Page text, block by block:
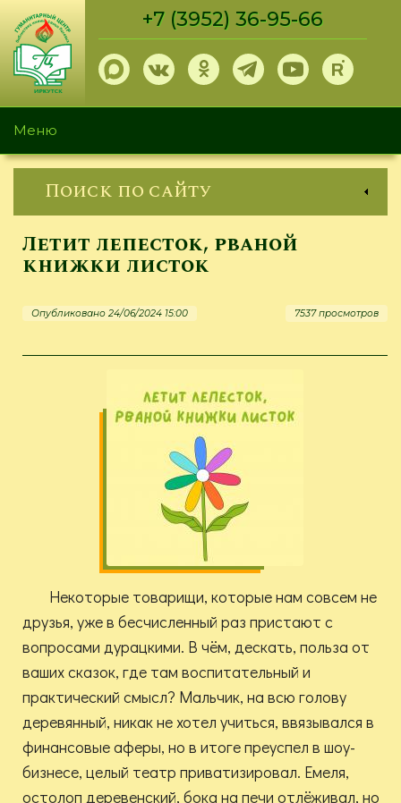
Перейти
основному
содержанию
+7 (3952) 36-95-66
Меню
Поиск по сайту
Летит лепесток, рваной
книжки листок
Опубликовано 24/06/2024 15:00 7537 просмотров
Некоторые товарищи, которые нам совсем не
друзья, уже в бесчисленный раз пристают с
вопросами дурацкими. В чём, дескать, польза от
ваших сказок, где там воспитательный и
практический смысл? Мальчик, на всю голову
деревянный, никак не хотел учиться, ввязывался в
финансовые аферы, но в итоге преуспел в шоу-
бизнесе, целый театр приватизировал. Емеля,
остолоп деревенский, бока на печи отлёживал, но